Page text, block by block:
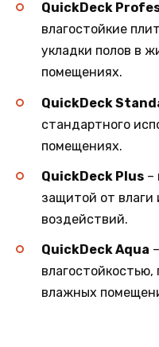
QuickDeck
влагостойкие
укладки полов в
помещениях.
QuickDeck
стандартного
помещениях.
QuickDeck Plus –
защитой от влаги
воздействий.
QuickDeck Aqua
влажных